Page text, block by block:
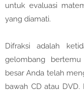
untuk evaluasi
yang diamati.
Difraksi adalah
gelombang
besar Anda telah
bawah CD atau